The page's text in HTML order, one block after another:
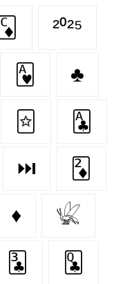
🃌 ²⁰²⁵
🂱 ♣
🃟 🃑
⏭ 🃂
♦ 𓆤
🃓 🃝